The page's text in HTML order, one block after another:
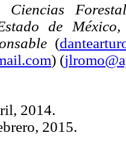
de México,
(
) (
2014.
2015.